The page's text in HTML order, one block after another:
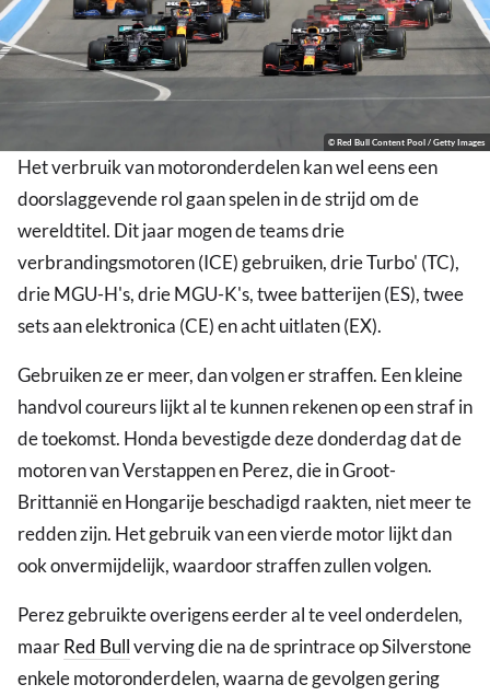
© Red Bull Content Pool / Getty Images
Het verbruik van motoronderdelen kan wel eens een
doorslaggevende rol gaan spelen in de strijd om de
wereldtitel. Dit jaar mogen de teams drie
verbrandingsmotoren (ICE) gebruiken, drie Turbo' (TC),
drie MGU-H's, drie MGU-K's, twee batterijen (ES), twee
sets aan elektronica (CE) en acht uitlaten (EX).
Gebruiken ze er meer, dan volgen er straffen. Een kleine
handvol coureurs lijkt al te kunnen rekenen op een straf in
de toekomst. Honda bevestigde deze donderdag dat de
motoren van Verstappen en Perez, die in Groot-
Brittannië en Hongarije beschadigd raakten, niet meer te
redden zijn. Het gebruik van een vierde motor lijkt dan
ook onvermijdelijk, waardoor straffen zullen volgen.
Perez gebruikte overigens eerder al te veel onderdelen,
maarRed Bullverving die na de sprintrace op Silverstone
enkele motoronderdelen, waarna de gevolgen gering